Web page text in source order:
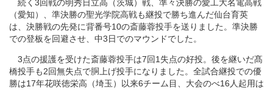
続く3回戦の明秀日立高（茨城）戦、準々決勝の愛工大名電高戦
（愛知）、準決勝の聖光学院高戦も継投で勝ち進んだ仙台育英
は、決勝戦の先発に背番号10の斎藤蓉投手を送りました。準決勝
での登板を回避させ、中3日でのマウンドでした。
3点の援護を受けた斎藤蓉投手は7回1失点の好投。後を継いだ髙
橋投手も2回無失点で胴上げ投手になりました。全試合継投での優
勝は17年花咲徳栄高（埼玉）以来6チーム目、大会のべ16人起用は